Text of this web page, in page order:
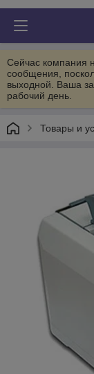
Сейчас компания
сообщения,
выходной. Ваша
рабочий день.
Товары и